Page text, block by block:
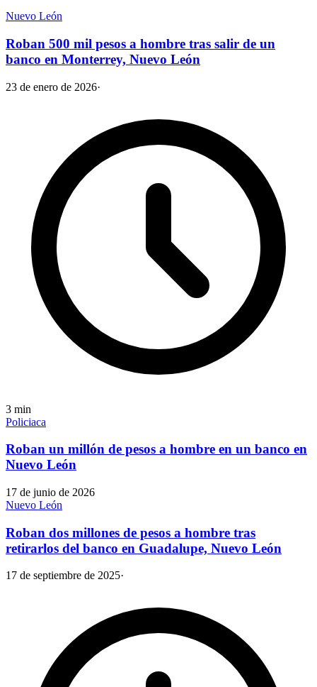
Nuevo León
Roban 500 mil pesos a hombre tras salir de un
banco en Monterrey, Nuevo León
23 de enero de 2026·
3 min
Policiaca
Roban un millón de pesos a hombre en un banco en
Nuevo León
17 de junio de 2026
Nuevo León
Roban dos millones de pesos a hombre tras
retirarlos del banco en Guadalupe, Nuevo León
17 de septiembre de 2025·